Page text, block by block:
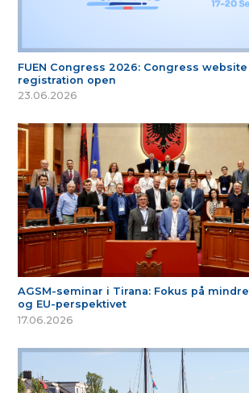
FUEN Congress 2026: Congress
registration open
23.06.2026
AGSM-seminar i Tirana: Fokus på
og EU-perspektivet
17.06.2026